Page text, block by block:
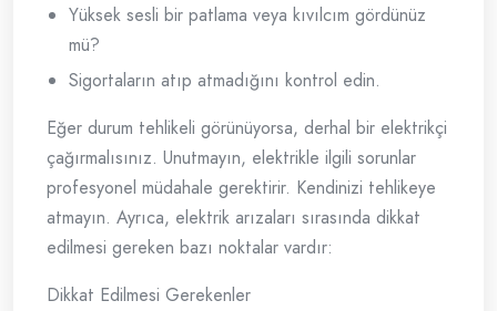
Yüksek sesli bir patlama veya kıvılcım gördünüz
mü?
Sigortaların atıp atmadığını kontrol edin.
Eğer durum tehlikeli görünüyorsa, derhal bir elektrikçi
çağırmalısınız. Unutmayın, elektrikle ilgili sorunlar
profesyonel müdahale gerektirir. Kendinizi tehlikeye
atmayın. Ayrıca, elektrik arızaları sırasında dikkat
edilmesi gereken bazı noktalar vardır:
Dikkat Edilmesi Gerekenler